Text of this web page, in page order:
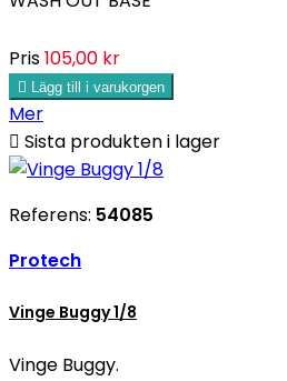
Pris105,00 kr
 Lägg till i varukorgen
Mer
 Sista produkten i lager
Referens: 54085
Protech
Vinge Buggy 1/8
Vinge Buggy.